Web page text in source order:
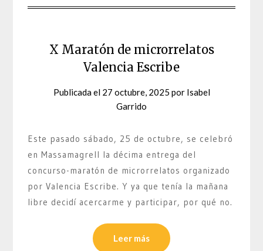
X Maratón de microrrelatos
Valencia Escribe
Publicada el 27 octubre, 2025 por Isabel
Garrido
Este pasado sábado, 25 de octubre, se celebró
en Massamagrell la décima entrega del
concurso-maratón de microrrelatos organizado
por Valencia Escribe. Y ya que tenía la mañana
libre decidí acercarme y participar, por qué no.
Leer más